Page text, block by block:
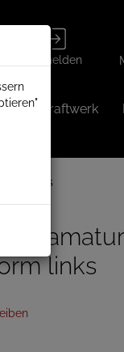
Anmelden
Anmelden
Balkonkraftwerk
links